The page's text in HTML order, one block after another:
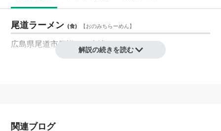
尾道ラーメン (食) 【おのみちらーめん】
広島県尾道市発祥のご当地ラーメン。
解説の続きを読む
関連ブログ